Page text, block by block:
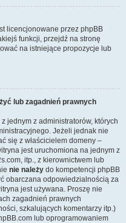
licencjonowane przez phpBB
funkcji, przejdź na stronę
na istniejące propozycje lub
lub zagadnień prawnych
jednym z administratorów, których
Jeżeli jednak nie
się z właścicielem domeny –
jest uruchomiona na jednym z
itp., z kierownictwem lub
nie należy do kompetencji phpBB
obarczana odpowiedzialnością za
jest używana. Proszę nie
zagadnień prawnych
szkalujących komentarzy itp.)
lub oprogramowaniem